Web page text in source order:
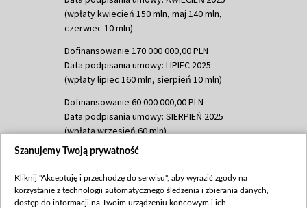
(wpłaty kwiecień 150 mln, maj 140 mln,
czerwiec 10 mln)
Dofinansowanie 170 000 000,00 PLN
Data podpisania umowy: LIPIEC 2025
(wpłaty lipiec 160 mln, sierpień 10 mln)
Dofinansowanie 60 000 000,00 PLN
Data podpisania umowy: SIERPIEŃ 2025
(wpłata wrzesień 60 mln)
Dofinansowanie 635 783 051,21 PLN
(wpłata wrzesień 100 mln, październik 350
mln, listopad 265 mln)
Szanujemy Twoją prywatność
Kliknij "Akceptuję i przechodzę do serwisu", aby wyrazić zgody na
korzystanie z technologii automatycznego śledzenia i zbierania danych,
dostęp do informacji na Twoim urządzeniu końcowym i ich